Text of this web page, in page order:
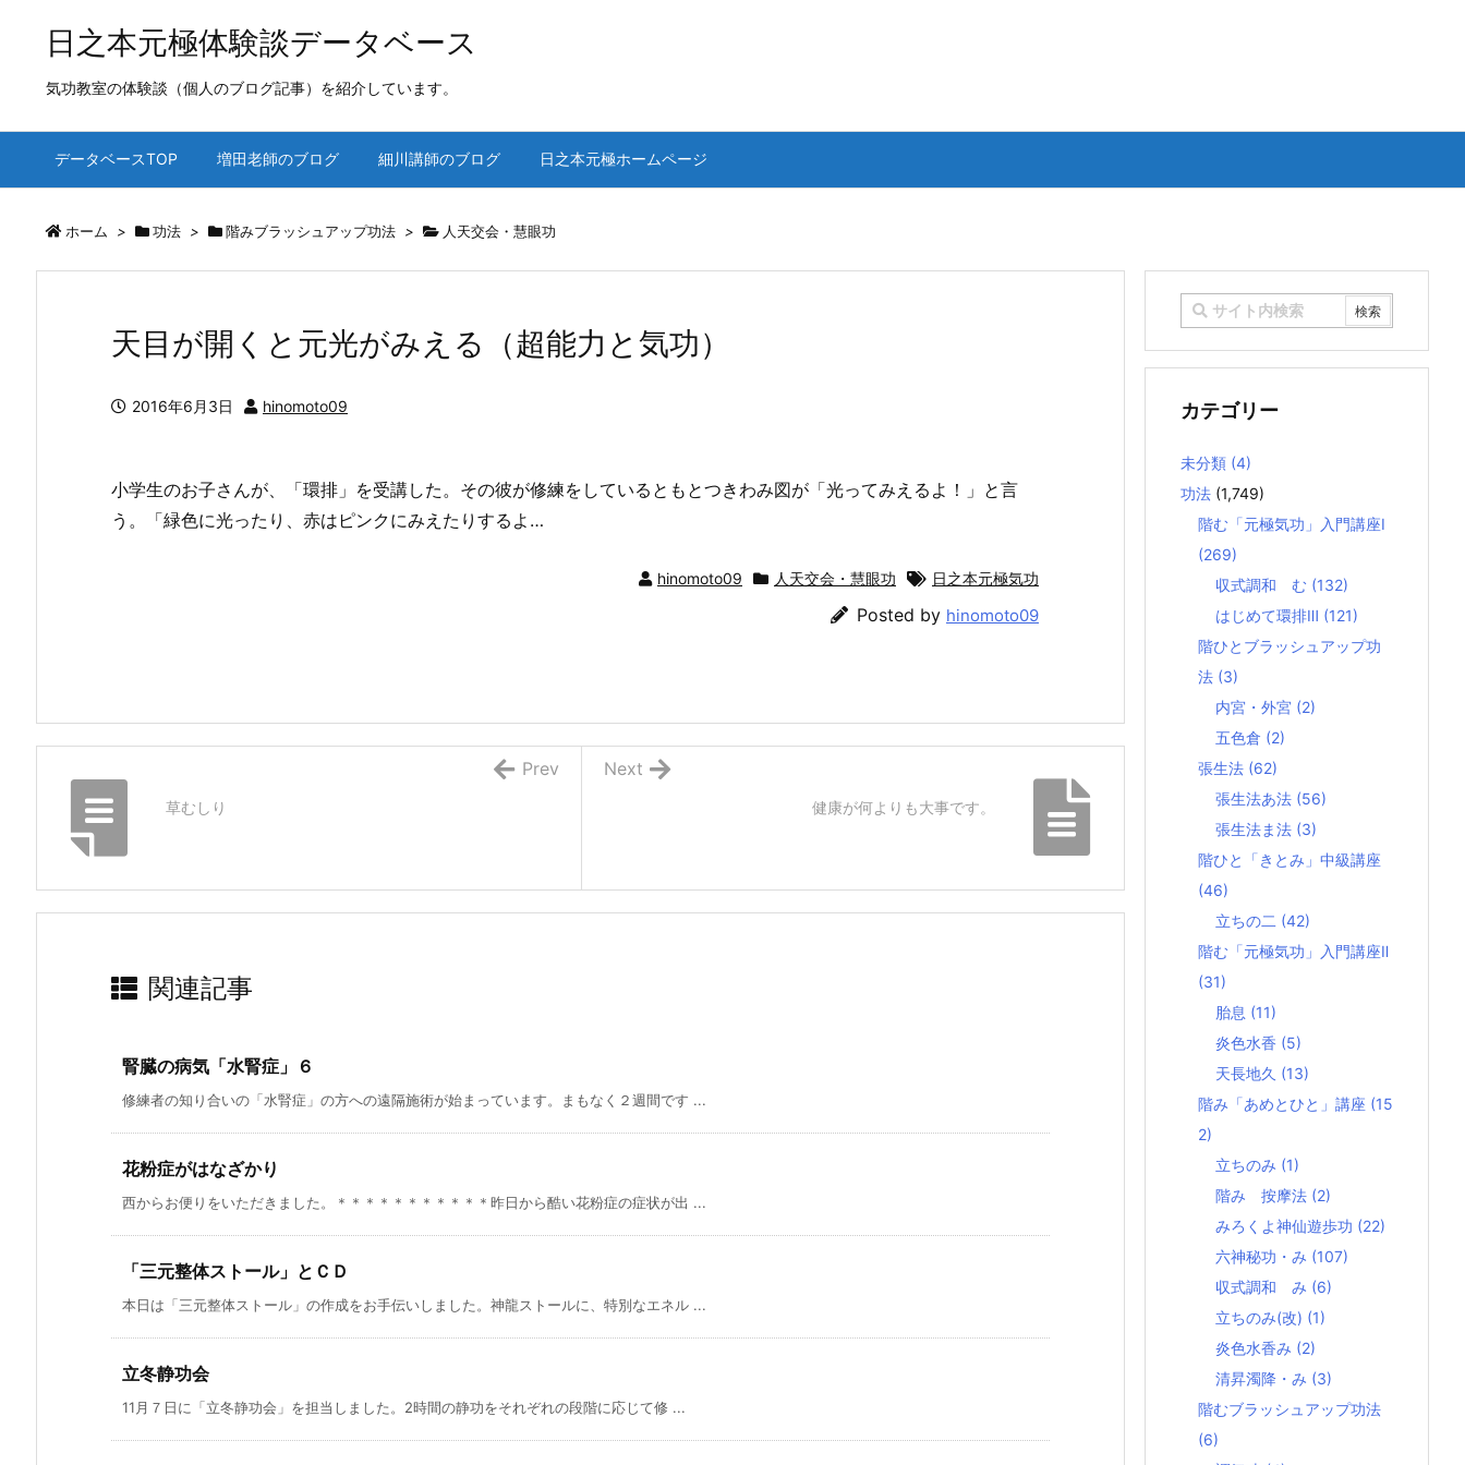
日之本元極体験談データベース
気功教室の体験談（個人のブログ記事）を紹介しています。
データベースTOP 増田老師のブログ 細川講師のブログ 日之本元極ホームページ
ホーム > 功法 > 階みブラッシュアップ功法 > 人天交会・慧眼功
天目が開くと元光がみえる（超能力と気功）
2016年6月3日 hinomoto09
小学生のお子さんが、「環排」を受講した。その彼が修練をしているともとつきわみ図が「光ってみえるよ！」と言
う。「緑色に光ったり、赤はピンクにみえたりするよ…
hinomoto09 人天交会・慧眼功 日之本元極気功
Posted by hinomoto09
健康が何よりも大事です。
Next
草むしり
Prev
関連記事
腎臓の病気「水腎症」６
修練者の知り合いの「水腎症」の方への遠隔施術が始まっています。まもなく２週間です ...
花粉症がはなざかり
西からお便りをいただきました。＊＊＊＊＊＊＊＊＊＊＊昨日から酷い花粉症の症状が出 ...
「三元整体ストール」とＣＤ
本日は「三元整体ストール」の作成をお手伝いしました。神龍ストールに、特別なエネル ...
立冬静功会
11月７日に「立冬静功会」を担当しました。2時間の静功をそれぞれの段階に応じて修 ...
カテゴリー
未分類 (4)
功法 (1,749)
階む「元極気功」入門講座Ⅰ
(269)
収式調和 む (132)
はじめて環排Ⅲ (121)
階ひとブラッシュアップ功
法 (3)
内宮・外宮 (2)
五色倉 (2)
張生法 (62)
張生法あ法 (56)
張生法ま法 (3)
階ひと「きとみ」中級講座
(46)
立ちの二 (42)
階む「元極気功」入門講座Ⅱ
(31)
胎息 (11)
炎色水香 (5)
天長地久 (13)
階み「あめとひと」講座 (15
2)
立ちのみ (1)
階み 按摩法 (2)
みろくよ神仙遊歩功 (22)
六神秘功・み (107)
収式調和 み (6)
立ちのみ(改) (1)
炎色水香み (2)
清昇濁降・み (3)
階むブラッシュアップ功法
(6)